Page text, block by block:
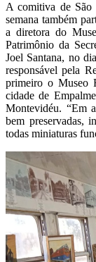
A comitiva de São
semana também
a diretora do
Patrimônio da
Joel Santana, no
responsável pela
primeiro o Museo
cidade de
Montevidéu. “Em
bem preservadas,
todas miniaturas